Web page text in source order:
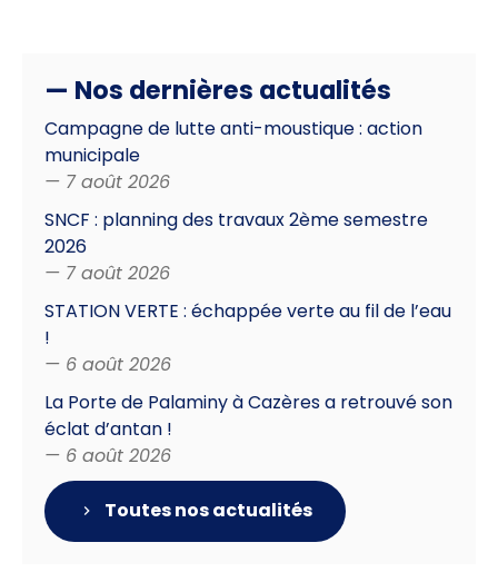
— Nos dernières actualités
Campagne de lutte anti-moustique : action
municipale
— 7 août 2026
SNCF : planning des travaux 2ème semestre
2026
— 7 août 2026
STATION VERTE : échappée verte au fil de l’eau
!
— 6 août 2026
La Porte de Palaminy à Cazères a retrouvé son
éclat d’antan !
— 6 août 2026
Toutes nos actualités